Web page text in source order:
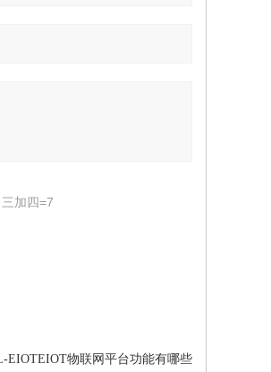
加四=7
EIOTEIOT物联网平台功能有哪些